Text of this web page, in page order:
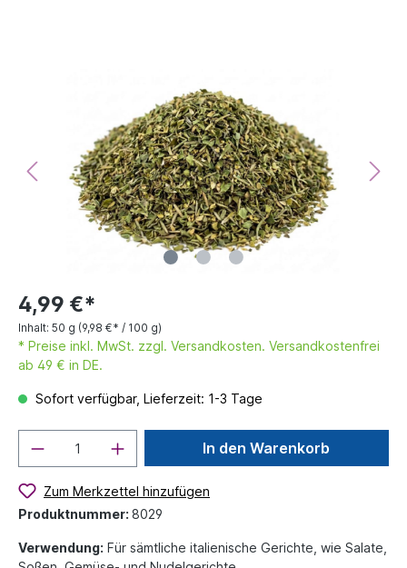
4,99 €*
Inhalt: 50 g (9,98 €* / 100 g)
* Preise inkl. MwSt. zzgl. Versandkosten. Versandkostenfrei
ab 49 € in DE.
Sofort verfügbar, Lieferzeit: 1-3 Tage
In den Warenkorb
Zum Merkzettel hinzufügen
Produktnummer: 8029
Verwendung: Für sämtliche italienische Gerichte, wie Salate,